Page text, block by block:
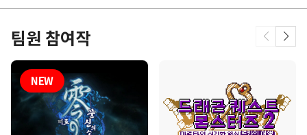
팀원 참여작